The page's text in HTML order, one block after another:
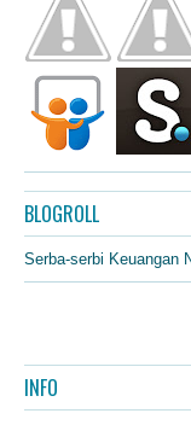
BLOGROLL
Serba-serbi Keuangan
INFO